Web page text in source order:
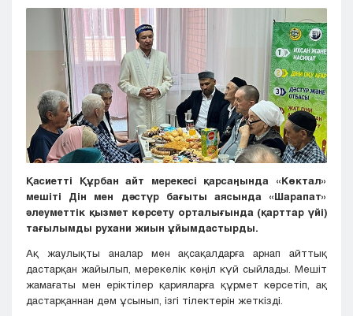
Павлодар
Петропавловск
Талдыкорган
Тараз
Туркестан
Уральск
Усть-Каменогорск
Қасиетті Құрбан айт мерекесі қарсаңында «Көктал»
мешіті Дін мен дәстүр бағыты аясында «Шарапат»
әлеуметтік қызмет көрсету орталығында (қарттар үйі)
тағылымды рухани жиын ұйымдастырды.
Ақ жаулықты аналар мен ақсақалдарға арнап айттық
дастарқан жайылып, мерекелік көңіл күй сыйлады. Мешіт
жамағаты мен еріктілер қарияларға құрмет көрсетіп, ақ
дастарқаннан дәм ұсынып, ізгі тілектерін жеткізді.